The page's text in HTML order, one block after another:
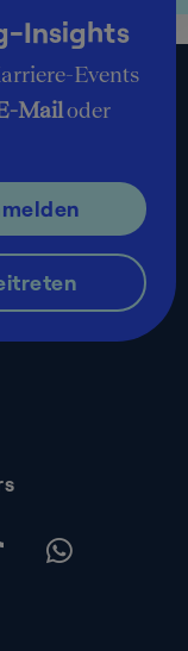
Insights
Events
Mailoder